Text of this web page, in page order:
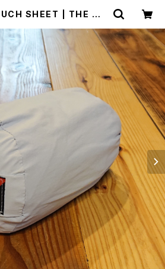
SHEET | THE MA